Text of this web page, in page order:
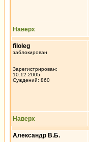
Наверх
filoleg
заблокирован
Зарегистрирован:
10.12.2005
Суждений: 860
Наверх
Александр В.Б.